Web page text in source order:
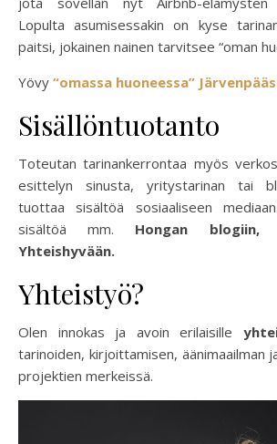
Lopulta asumisessakin on kyse
paitsi, jokainen nainen tarvitsee “oman
Yövy “omassa huoneessa”
Sisällöntuotanto
Toteutan tarinankerrontaa myös
esittelyn sinusta, yritystarinan tai
tuottaa sisältöä sosiaaliseen
sisältöä mm. Hongan blogiin,
Yhteishyvään.
Yhteistyö?
Olen innokas ja avoin erilaisille
tarinoiden, kirjoittamisen, äänimaailman
projektien merkeissä.